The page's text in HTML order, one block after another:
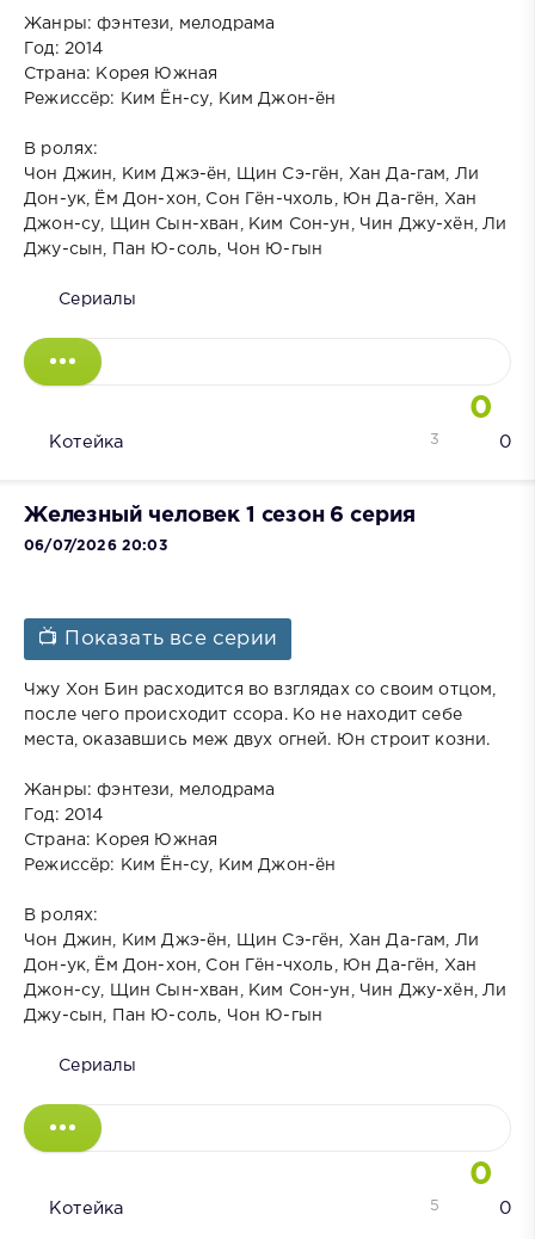
Жанры: фэнтези, мелодрама
Год: 2014
Страна: Корея Южная
Режиссёр: Ким Ён-су, Ким Джон-ён
В ролях:
Чон Джин, Ким Джэ-ён, Щин Сэ-гён, Хан Да-гам, Ли
Дон-ук, Ём Дон-хон, Сон Гён-чхоль, Юн Да-гён, Хан
Джон-су, Щин Сын-хван, Ким Сон-ун, Чин Джу-хён, Ли
Джу-сын, Пан Ю-соль, Чон Ю-гын
Сериалы
0
Котейка 0
3
Железный человек 1 сезон 6 серия
06/07/2026 20:03
📺 Показать все серии
Чжу Хон Бин расходится во взглядах со своим отцом,
после чего происходит ссора. Ко не находит себе
места, оказавшись меж двух огней. Юн строит козни.
Жанры: фэнтези, мелодрама
Год: 2014
Страна: Корея Южная
Режиссёр: Ким Ён-су, Ким Джон-ён
В ролях:
Чон Джин, Ким Джэ-ён, Щин Сэ-гён, Хан Да-гам, Ли
Дон-ук, Ём Дон-хон, Сон Гён-чхоль, Юн Да-гён, Хан
Джон-су, Щин Сын-хван, Ким Сон-ун, Чин Джу-хён, Ли
Джу-сын, Пан Ю-соль, Чон Ю-гын
Сериалы
0
Котейка 0
5